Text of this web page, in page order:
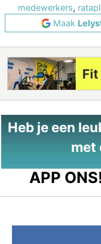
medewerkers,
Maak
Heb je een
met
APP